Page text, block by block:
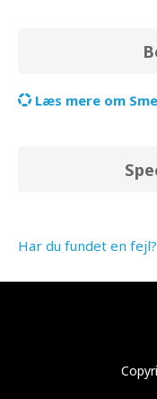
Læs mere om
Har du fundet en